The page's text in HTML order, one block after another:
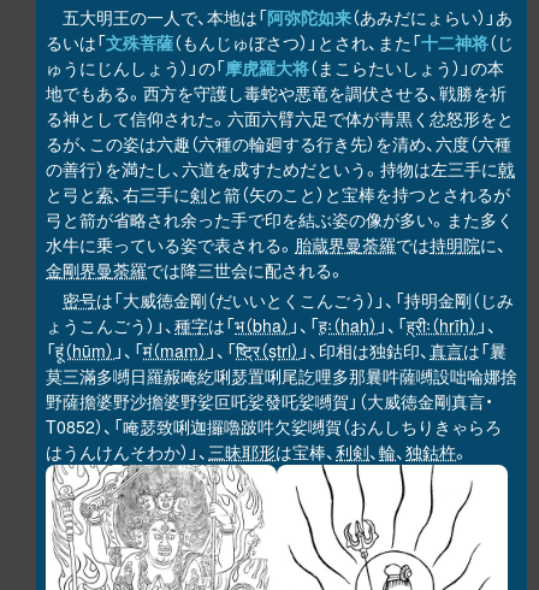
五大明王の一人で、本地は「阿弥陀如来（あみだにょらい）」あ
るいは「文殊菩薩（もんじゅぼさつ）」とされ、また「十二神将（じ
ゅうにじんしょう）」の「摩虎羅大将（まこらたいしょう）」の本
地でもある。西方を守護し毒蛇や悪竜を調伏させる、戦勝を祈
る神として信仰された。六面六臂六足で体が青黒く忿怒形をと
るが、この姿は六趣（六種の輪廻する行き先）を清め、六度（六種
の善行）を満たし、六道を成すためだという。持物は左三手に戟
と弓と索、右三手に剣と箭（矢のこと）と宝棒を持つとされるが
弓と箭が省略され余った手で印を結ぶ姿の像が多い。また多く
水牛に乗っている姿で表される。 胎蔵界曼荼羅では持明院に、
金剛界曼荼羅では降三世会に配される。
密号は「大威徳金剛（だいいとくこんごう）」、「持明金剛（じみ
ょうこんごう）」、種字は「भ（bha） 」、「हः（haḥ） 」、「ह्रीः（hrīḥ） 」、
「हूं（hūṃ） 」、「मं（maṃ） 」、「ष्ट्रि（ṣṭri） 」、印相は独鈷印、真言は「曩
莫三滿多嚩日羅赧唵紇唎瑟置唎尾訖哩多那曩吽薩嚩設咄㖮娜捨
野薩擔婆野沙擔婆野娑叵吒娑發吒娑嚩賀」（大威徳金剛真言・
T0852）、「唵瑟致唎迦攞嚕跛吽欠娑嚩賀（おんしちりきゃらろ
はうんけんそわか）」、三昧耶形は宝棒、利剣、輪、独鈷杵。